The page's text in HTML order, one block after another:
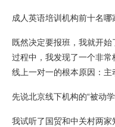
成人英语培训机构前十名哪
既然决定要报班，我就开始
过程中，我发现了一个非
线上一对一的根本原因：主
先说北京线下机构的“被动
我试听了国贸和中关村两